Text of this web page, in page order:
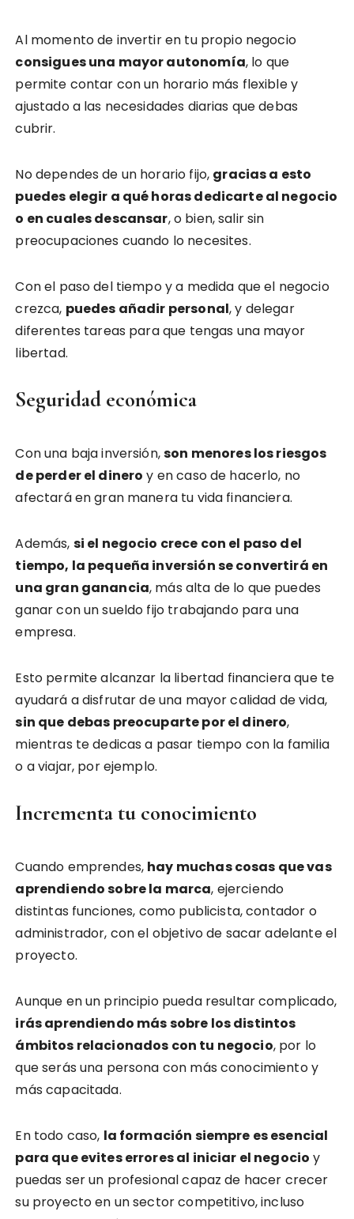
Al momento de invertir en tu propio negocio
consigues una mayor autonomía, lo que
permite contar con un horario más flexible y
ajustado a las necesidades diarias que debas
cubrir.
No dependes de un horario fijo, gracias a esto
puedes elegir a qué horas dedicarte al negocio
o en cuales descansar, o bien, salir sin
preocupaciones cuando lo necesites.
Con el paso del tiempo y a medida que el negocio
crezca, puedes añadir personal, y delegar
diferentes tareas para que tengas una mayor
libertad.
Seguridad económica
Con una baja inversión,son menores los riesgos
de perder el dinero y en caso de hacerlo, no
afectará en gran manera tu vida financiera.
Además, si el negocio crece con el paso del
tiempo, la pequeña inversión se convertirá en
una gran ganancia, más alta de lo que puedes
ganar con un sueldo fijo trabajando para una
empresa.
Esto permite alcanzar la libertad financiera que te
ayudará a disfrutar de una mayor calidad de vida,
sin que debas preocuparte por el dinero,
mientras te dedicas a pasar tiempo con la familia
o a viajar, por ejemplo.
Incrementa tu conocimiento
Cuando emprendes, hay muchas cosas que vas
aprendiendo sobre la marca, ejerciendo
distintas funciones, como publicista, contador o
administrador, con el objetivo de sacar adelante el
proyecto.
Aunque en un principio pueda resultar complicado,
irás aprendiendo más sobre los distintos
ámbitos relacionados con tu negocio, por lo
que serás una persona con más conocimiento y
más capacitada.
En todo caso, la formación siempre es esencial
para que evites errores al iniciar el negocio y
puedas ser un profesional capaz de hacer crecer
su proyecto en un sector competitivo, incluso